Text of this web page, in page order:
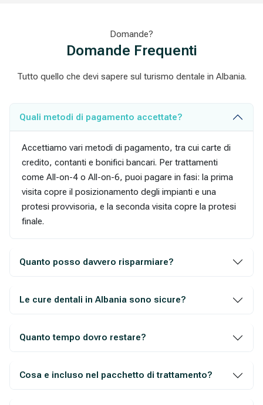
Domande?
Domande Frequenti
Tutto quello che devi sapere sul turismo dentale in Albania.
Quali metodi di pagamento accettate?
Accettiamo vari metodi di pagamento, tra cui carte di
credito, contanti e bonifici bancari. Per trattamenti
come All-on-4 o All-on-6, puoi pagare in fasi: la prima
visita copre il posizionamento degli impianti e una
protesi provvisoria, e la seconda visita copre la protesi
finale.
Quanto posso davvero risparmiare?
Le cure dentali in Albania sono sicure?
Quanto tempo dovro restare?
Cosa e incluso nel pacchetto di trattamento?